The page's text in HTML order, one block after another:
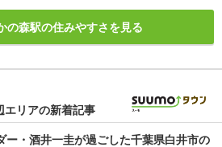
の森駅の住みやすさを見る
エリアの新着記事
ー・酒井一圭が過ごした千葉県白井市の